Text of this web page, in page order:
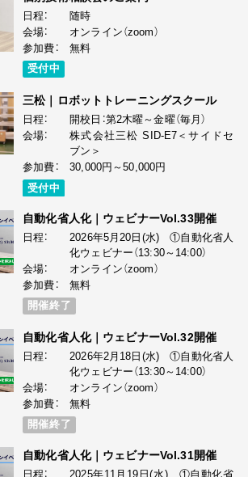
日程：
随時
会場：
オンライン（zoom）
参加費：
無料
受付中
三松｜ロボットトレーニングスクール
日程：
開校日：第2木曜～金曜（毎月）
会場：
株式会社三松 SID-E7＜サイドセ
ブン＞
参加費：
30,000円～50,000円
受付中
自動化省人化｜ウェビナーVol.33開催
日程：
2026年5月20日(水) ①自動化省人
化ウェビナー（13:30～14:00）
会場：
オンライン（zoom）
参加費：
無料
開催終了
自動化省人化｜ウェビナーVol.32開催
日程：
2026年2月18日(水) ①自動化省人
化ウェビナー（13:30～14:00）
会場：
オンライン（zoom）
参加費：
無料
開催終了
自動化省人化｜ウェビナーVol.31開催
日程： 2025年11月19日(水) ①自動化省